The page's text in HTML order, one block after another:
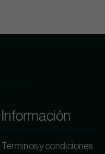
Información
Términos y condiciones